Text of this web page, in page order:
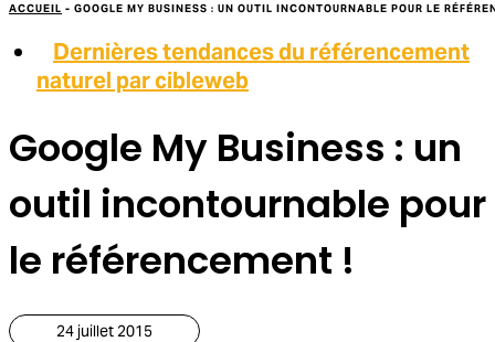
ACCUEIL - GOOGLE MY BUSINESS : UN OUTIL INCONTOURNABLE POUR LE
Dernières tendances du référencement
naturel par cibleweb
Google My Business : un
outil incontournable pour
le référencement !
24 juillet 2015